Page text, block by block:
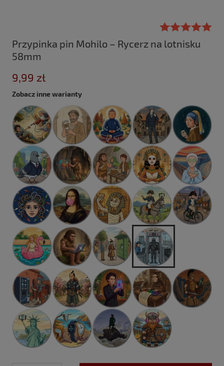
Przypinka pin Mohilo – Rycerz na lotnisku
58mm
9,99 zł
Zobacz inne warianty